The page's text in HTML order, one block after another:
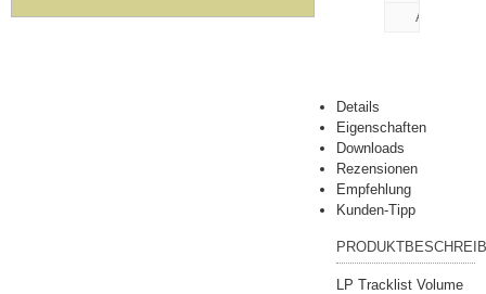
Details
Eigenschaften
Downloads
Rezensionen
Empfehlung
Kunden-Tipp
LP Tracklist Volume